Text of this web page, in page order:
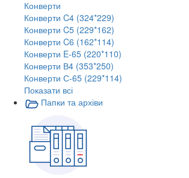
Конверти
Конверти C4 (324*229)
Конверти C5 (229*162)
Конверти C6 (162*114)
Конверти E-65 (220*110)
Конверти В4 (353*250)
Конверти С-65 (229*114)
Показати всі
Папки та архіви